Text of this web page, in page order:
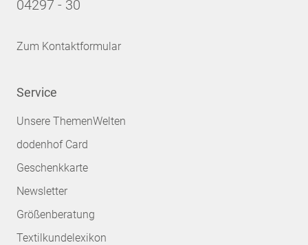
04297 - 30
Zum Kontaktformular
Service
Unsere ThemenWelten
dodenhof Card
Geschenkkarte
Newsletter
Größenberatung
Textilkundelexikon